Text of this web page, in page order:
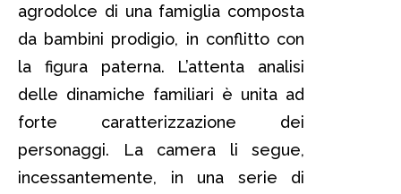
agrodolce di una famiglia composta
da bambini prodigio, in conflitto con
la figura paterna. L’attenta analisi
delle dinamiche familiari è unita ad
forte caratterizzazione dei
personaggi. La camera li segue,
incessantemente, in una serie di